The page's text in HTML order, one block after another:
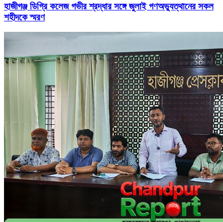
হাজীগঞ্জ ডিগ্রি কলেজ গভীর শ্রদ্ধার সঙ্গে জুলাই গণঅভ্যুত্থানের সকল
শহীদকে স্মরণ